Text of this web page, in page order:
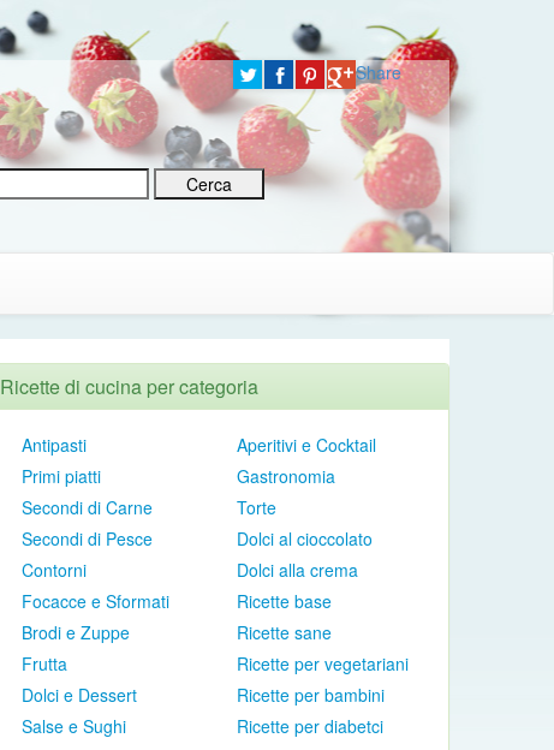
Share
Ricette di cucina per categoria
Antipasti
Primi piatti
Secondi di Carne
Secondi di Pesce
Contorni
Focacce e Sformati
Brodi e Zuppe
Frutta
Dolci e Dessert
Salse e Sughi
Aperitivi e Cocktail
Gastronomia
Torte
Dolci al cioccolato
Dolci alla crema
Ricette base
Ricette sane
Ricette per vegetariani
Ricette per bambini
Ricette per diabetci